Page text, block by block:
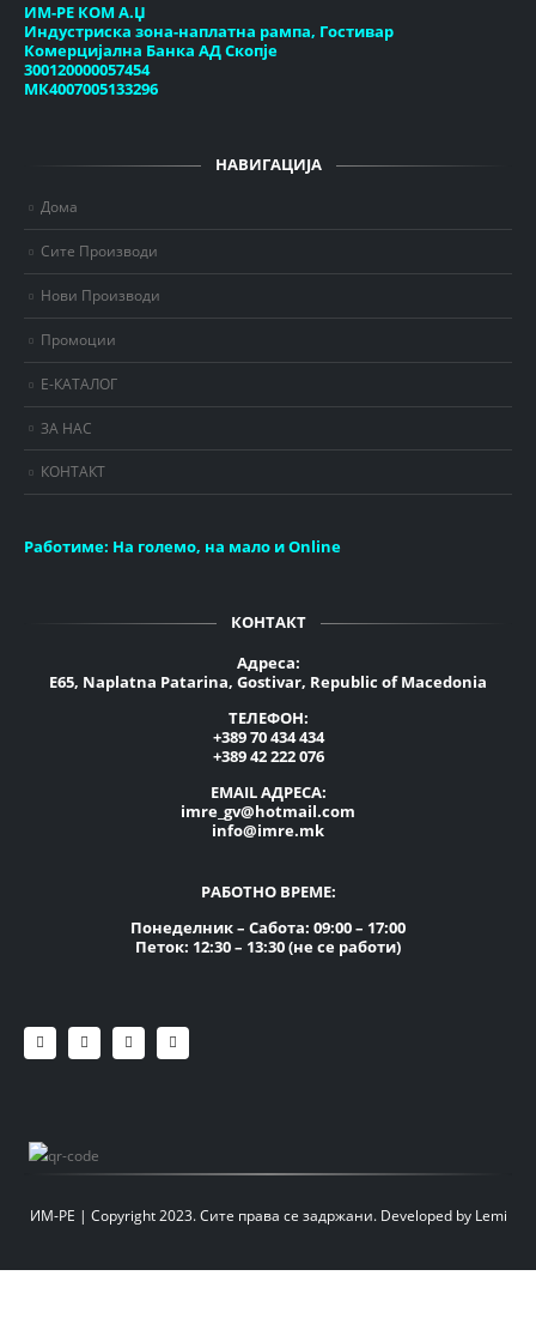
ИМ-РЕ КОМ А.Џ
Индустриска зона-наплатна рампа, Гостивар
Комерцијална Банка АД Скопје
300120000057454
МК4007005133296
НАВИГАЦИЈА
Дома
Сите Производи
Нови Производи
Промоции
Е-КАТАЛОГ
ЗА НАС
КОНТАКТ
Работиме: На големо, на мало и Online
КОНТАКТ
Адреса:
E65, Naplatna Patarina, Gostivar, Republic of Macedonia
ТЕЛЕФОН:
+389 70 434 434
+389 42 222 076
EMAIL АДРЕСА:
imre_gv@hotmail.com
info@imre.mk
РАБОТНО ВРЕМЕ:
Понеделник – Сабота: 09:00 – 17:00
Петок: 12:30 – 13:30 (не се работи)
ИМ-РЕ | Copyright 2023. Сите права се задржани. Developed by Lemi